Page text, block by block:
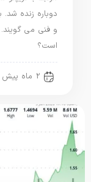
دوباره زنده
و فنی می گویند.
است؟
2 ماه پیش